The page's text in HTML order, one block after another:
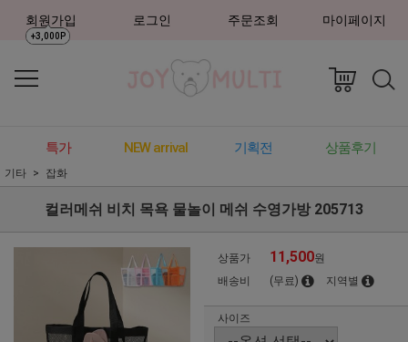
회원가입
+3,000P
로그인 주문조회 마이페이지
특가 NEW arrival 기획전 상품후기
기타 잡화
컬러메쉬 비치 목욕 물놀이 메쉬 수영가방 205713
상품가 11,500원
배송비
(무료) 지역별
사이즈